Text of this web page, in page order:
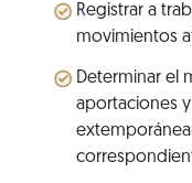
Registrar a
movimientos
Determinar el
aportaciones